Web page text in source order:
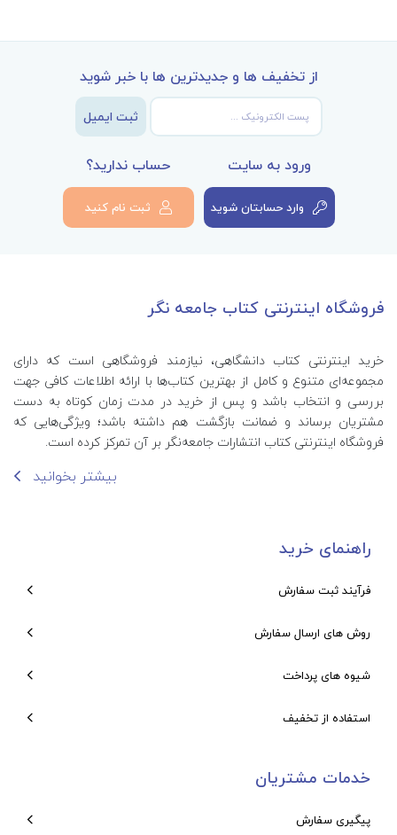
از تخفیف ها و جدیدترین ها با خبر شوید
ثبت ایمیل
ورود به سایت
وارد حسابتان شوید
حساب ندارید؟
ثبت نام کنید
فروشگاه اینترنتی کتاب جامعه نگر
خرید اینترنتی کتاب‌ دانشگاهی، نیازمند فروشگاهی است که دارای
مجموعه‌ای متنوع و کامل از بهترین کتاب‌ها با ارائه اطلاعات کافی جهت
بررسی و انتخاب باشد و پس از خرید در مدت زمان کوتاه به دست
مشتریان برساند و ضمانت بازگشت هم داشته باشد؛ ویژگی‌هایی که
فروشگاه اینترنتی کتاب انتشارات جامعه‌نگر بر آن تمرکز کرده است.
بیشتر بخوانید
راهنمای خرید
فرآیند ثبت سفارش
روش های ارسال سفارش
شیوه های پرداخت
استفاده از تخفیف
خدمات مشتریان
پیگیری سفارش